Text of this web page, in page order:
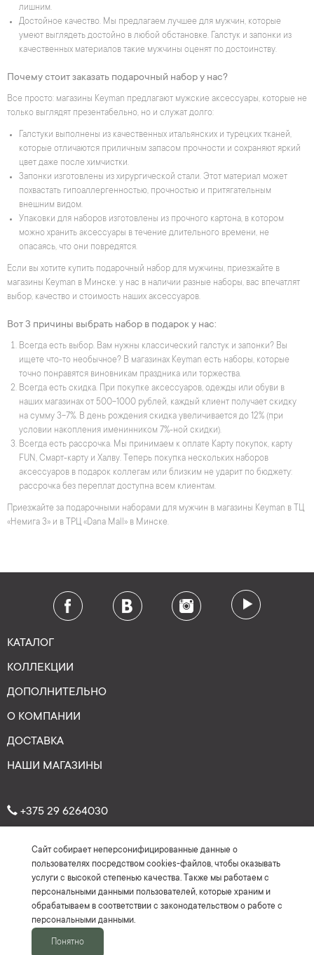
лишним.
Достойное качество. Мы предлагаем лучшее для мужчин, которые
умеют выглядеть достойно в любой обстановке. Галстук и запонки из
качественных материалов такие мужчины оценят по достоинству.
Почему стоит заказать подарочный набор у нас?
Все просто: магазины Keyman предлагают мужские аксессуары, которые не
только выглядят презентабельно, но и служат долго:
Галстуки выполнены из качественных итальянских и турецких тканей,
которые отличаются приличным запасом прочности и сохраняют яркий
цвет даже после химчистки.
Запонки изготовлены из хирургической стали. Этот материал может
похвастать гипоаллергенностью, прочностью и притягательным
внешним видом.
Упаковки для наборов изготовлены из прочного картона, в котором
можно хранить аксессуары в течение длительного времени, не
опасаясь, что они повредятся.
Если вы хотите купить подарочный набор для мужчины, приезжайте в
магазины Keyman в Минске: у нас в наличии разные наборы, вас впечатлят
выбор, качество и стоимость наших аксессуаров.
Вот 3 причины выбрать набор в подарок у нас:
Всегда есть выбор. Вам нужны классический галстук и запонки? Вы
ищете что-то необычное? В магазинах Keyman есть наборы, которые
точно понравятся виновникам праздника или торжества.
Всегда есть скидка. При покупке аксессуаров, одежды или обуви в
наших магазинах от 500-1000 рублей, каждый клиент получает скидку
на сумму 3-7%. В день рождения скидка увеличивается до 12% (при
условии накопления именинником 7%-ной скидки).
Всегда есть рассрочка. Мы принимаем к оплате Карту покупок, карту
FUN, Смарт-карту и Халву. Теперь покупка нескольких наборов
аксессуаров в подарок коллегам или близким не ударит по бюджету:
рассрочка без переплат доступна всем клиентам.
Приезжайте за подарочными наборами для мужчин в магазины Keyman в ТЦ
«Немига 3» и в ТРЦ «Dana Mall» в Минске.
КАТАЛОГ
КОЛЛЕКЦИИ
ДОПОЛНИТЕЛЬНО
О КОМПАНИИ
ДОСТАВКА
НАШИ МАГАЗИНЫ
+375 29 6264030
Рейтинг: 4.7 ★ ★★ ★★
(На основе более 150 отзывов)
Сайт собирает неперсонифицированные данные о
пользователях посредством cookies-файлов, чтобы оказывать
услуги с высокой степенью качества. Также мы работаем с
персональными данными пользователей, которые храним и
обрабатываем в соответствии с законодательством о работе с
персональными данными.
Понятно